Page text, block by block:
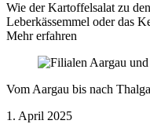
Wie der Kartoffelsalat zu
Leberkässemmel oder das
Mehr erfahren
Vom Aargau bis nach
1. April 2025